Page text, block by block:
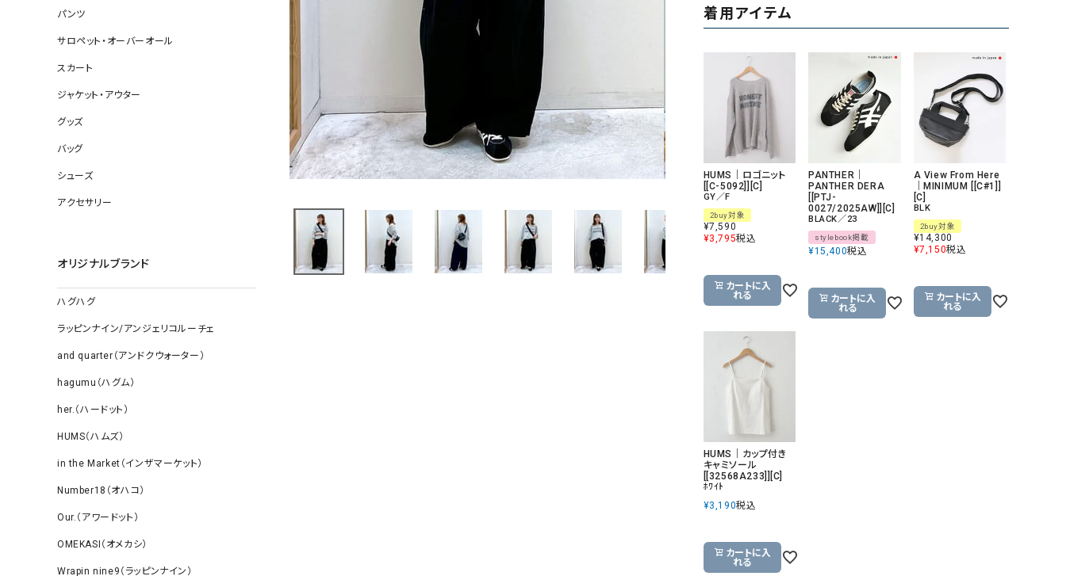
靴
帽子
ソックス
その他雑貨
その他アウター
帽子
ソックス・その他雑貨
グッズ
120%lino（ワンハンドレッドトゥエンティ
ASFVLT（アスファルト） mizuiro ind（ミズイロ イン
Ampersand（アンパサンド） MICALLE MICALLE（ミカ
Antiquite's（アンティークス）
NATURAL LAUNDRY（ナチ
Audition（オーディション）
ORDINARY FITS（オーディ
blue willow（ブルーウィロー） Osmosis（オズモシス）
blue willow（ブルーウィロー） prit（プリット）
CUBE SUGAR（キューブシュガー）
CONVERSE ALL STAR（コンバースオー
Risley（リズレー）
DENIM DUNGAREE（デニムダンガリー）
Emma Taylor（エマテイラー）
G-STAR RAW（ジースターロウ）
パンツ
サロペット・オーバーオール
スカート
ジャケット・アウター
グッズ
バッグ
シューズ
アクセサリー
オリジナルブランド
ハグハグ
ラッピンナイン/アンジェリコルーチェ
and quarter（アンドクウォーター）
hagumu（ハグム）
her.（ハードット）
HUMS（ハムズ）
in the Market（インザマーケット）
Number18（オハコ）
Our.（アワードット）
OMEKASI（オメカシ）
Wrapin nine9（ラッピンナイン）
着用アイテム
HUMS｜ロゴニット
[[C-5092]][C]
GY／F
2buy対象
¥7,590
¥3,795税込
カートに入
れる
PANTHER｜
PANTHER DERA
[[PTJ-
0027/2025AW]][C]
BLACK／23
stylebook掲載
¥15,400税込
カートに入
れる
A View From Here
｜MINIMUM [[C#1]]
[C]
BLK
2buy対象
¥14,300
¥7,150税込
カートに入
れる
HUMS｜カップ付き
キャミソール
[[32568A233]][C]
ﾎﾜｲﾄ
¥3,190税込
カートに入
れる